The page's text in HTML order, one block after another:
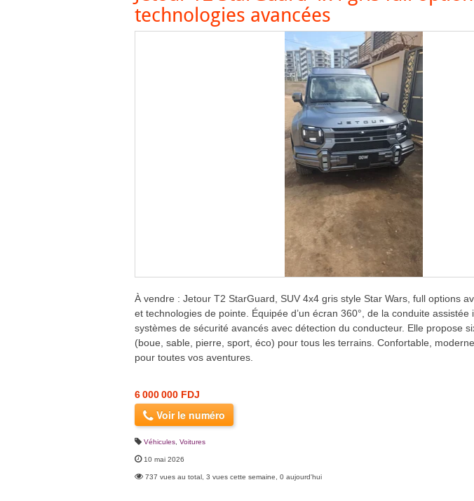
technologies avancées
À vendre : Jetour T2 StarGuard, SUV 4x4 gris style Star Wars, full options
et technologies de pointe. Équipée d’un écran 360°, de la conduite assistée
systèmes de sécurité avancés avec détection du conducteur. Elle propose
(boue, sable, pierre, sport, éco) pour tous les terrains. Confortable,
pour toutes vos aventures.
6 000 000 FDJ
Voir le numéro
Véhicules Voitures
10 mai 2026
737 vues au total, 3 vues cette semaine, 0 aujourd'hui